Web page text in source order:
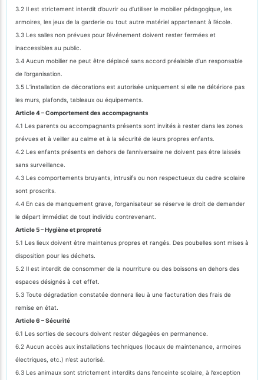
3.2 Il est strictement interdit d’ouvrir ou d’utiliser le mobilier pédagogique, les
armoires, les jeux de la garderie ou tout autre matériel appartenant à l’école.
3.3 Les salles non prévues pour l’événement doivent rester fermées et
inaccessibles au public.
3.4 Aucun mobilier ne peut être déplacé sans accord préalable d’un responsable
de l’organisation.
3.5 L’installation de décorations est autorisée uniquement si elle ne détériore pas
les murs, plafonds, tableaux ou équipements.
Article 4 – Comportement des accompagnants
4.1 Les parents ou accompagnants présents sont invités à rester dans les zones
prévues et à veiller au calme et à la sécurité de leurs propres enfants.
4.2 Les enfants présents en dehors de l’anniversaire ne doivent pas être laissés
sans surveillance.
4.3 Les comportements bruyants, intrusifs ou non respectueux du cadre scolaire
sont proscrits.
4.4 En cas de manquement grave, l’organisateur se réserve le droit de demander
le départ immédiat de tout individu contrevenant.
Article 5 – Hygiène et propreté
5.1 Les lieux doivent être maintenus propres et rangés. Des poubelles sont mises à
disposition pour les déchets.
5.2 Il est interdit de consommer de la nourriture ou des boissons en dehors des
espaces désignés à cet effet.
5.3 Toute dégradation constatée donnera lieu à une facturation des frais de
remise en état.
Article 6 – Sécurité
6.1 Les sorties de secours doivent rester dégagées en permanence.
6.2 Aucun accès aux installations techniques (locaux de maintenance, armoires
électriques, etc.) n’est autorisé.
6.3 Les animaux sont strictement interdits dans l’enceinte scolaire, à l’exception